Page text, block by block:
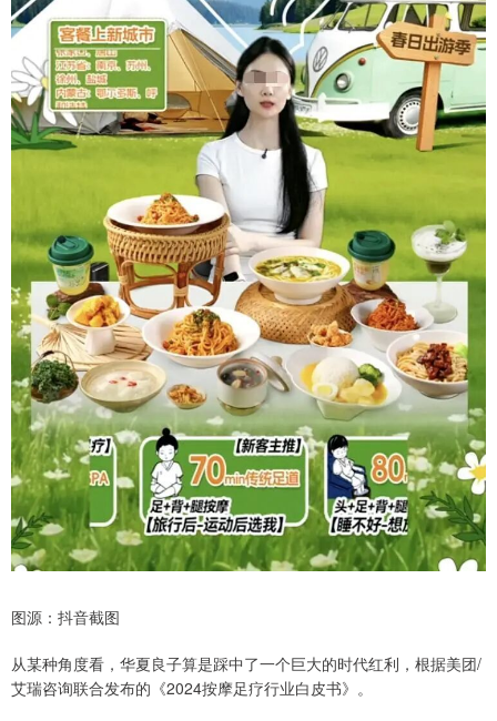
图源：抖音截图
从某种角度看，华夏良子算是踩中了一个巨大的时代红利，根据美团/
艾瑞咨询联合发布的《2024按摩足疗行业白皮书》。